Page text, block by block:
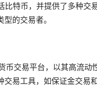
比特币，并提供了多种
的交易者。
币交易平台，以其高流
交易工具，如保证金交